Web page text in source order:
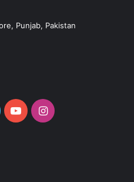
Punjab, Pakistan
TwitterYouTubeInstagram